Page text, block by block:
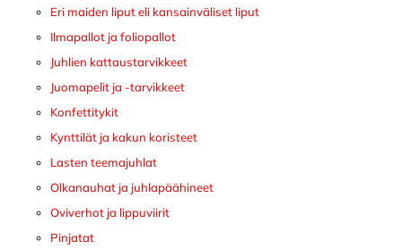
Eri maiden liput eli kansainväliset liput
Ilmapallot ja foliopallot
Juhlien kattaustarvikkeet
Juomapelit ja -tarvikkeet
Konfettitykit
Kynttilät ja kakun koristeet
Lasten teemajuhlat
Olkanauhat ja juhlapäähineet
Oviverhot ja lippuviirit
Pinjatat